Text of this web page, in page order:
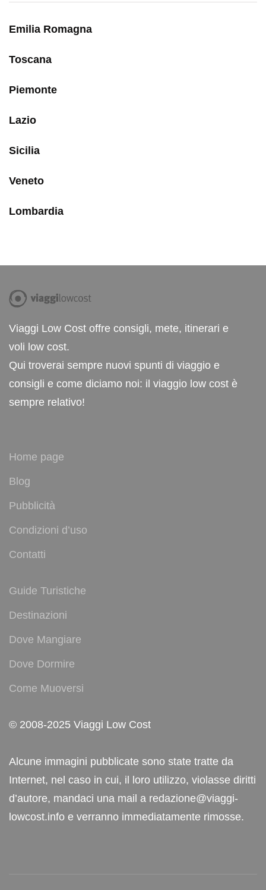
Emilia Romagna
Toscana
Piemonte
Lazio
Sicilia
Veneto
Lombardia
Viaggi Low Cost offre consigli, mete, itinerari e
voli low cost.
Qui troverai sempre nuovi spunti di viaggio e
consigli e come diciamo noi: il viaggio low cost è
sempre relativo!
Home page
Blog
Pubblicità
Condizioni d’uso
Contatti
Guide Turistiche
Destinazioni
Dove Mangiare
Dove Dormire
Come Muoversi
© 2008-2025 Viaggi Low Cost
Alcune immagini pubblicate sono state tratte da
Internet, nel caso in cui, il loro utilizzo, violasse diritti
d’autore, mandaci una mail a redazione@viaggi-
lowcost.info e verranno immediatamente rimosse.